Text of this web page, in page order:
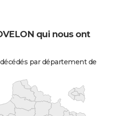
qui nous ont
par département de